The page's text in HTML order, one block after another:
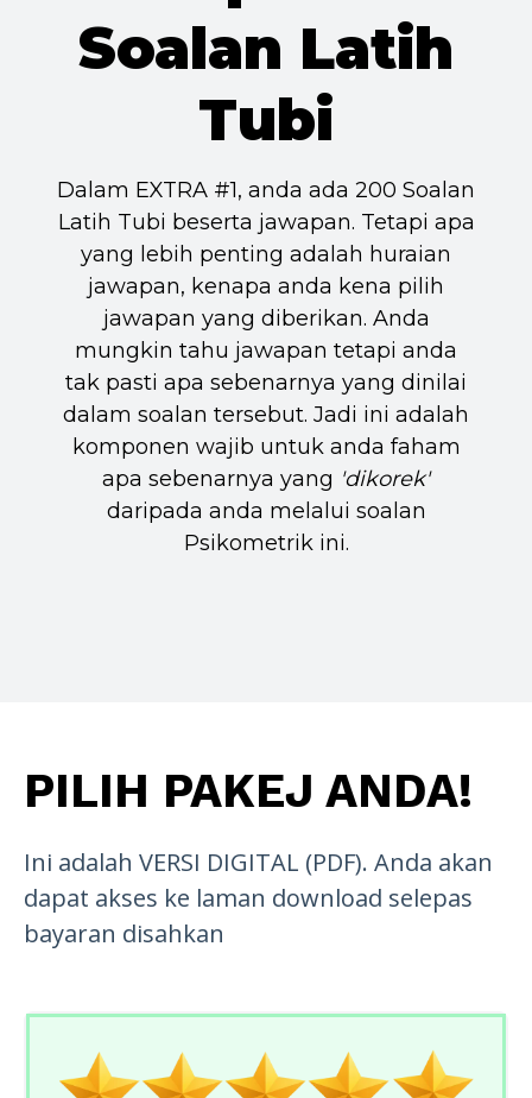
Soalan Latih
Tubi
Dalam EXTRA #1, anda ada 200 Soalan
Latih Tubi beserta jawapan. Tetapi apa
yang lebih penting adalah huraian
jawapan, kenapa anda kena pilih
jawapan yang diberikan. Anda
mungkin tahu jawapan tetapi anda
tak pasti apa sebenarnya yang dinilai
dalam soalan tersebut. Jadi ini adalah
komponen wajib untuk anda faham
apa sebenarnya yang 'dikorek'
daripada anda melalui soalan
Psikometrik ini.
PILIH PAKEJ ANDA!
Ini adalah VERSI DIGITAL (PDF). Anda akan
dapat akses ke laman download selepas
bayaran disahkan